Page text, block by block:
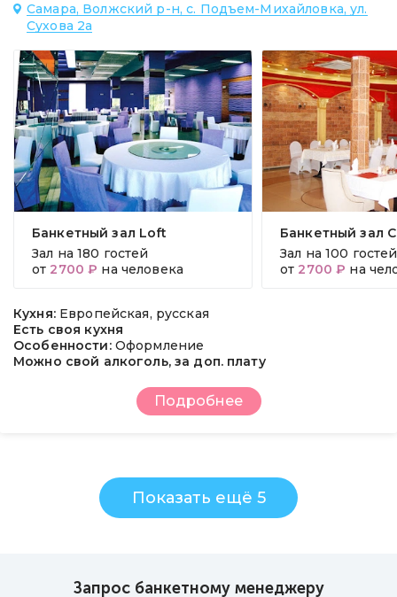
Самара, Волжский р-н, с. Подъем-Михайловка, ул.
Сухова 2а
Банкетный зал Loft
Зал на 180 гостей
от 2700 ₽ на человека
Банкетный зал
Зал на 100 гостей
от 2700 ₽ на
Кухня: Европейская, русская
Есть своя кухня
Особенности: Оформление
Можно свой алкоголь, за доп. плату
Подробнее
Показать ещё 5
Запрос банкетному менеджеру